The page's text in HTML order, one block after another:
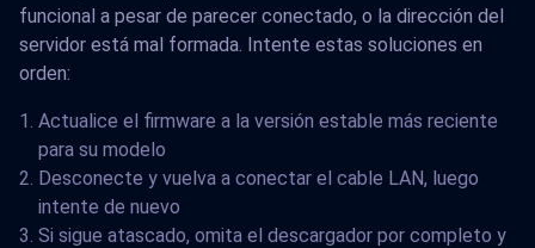
funcional a pesar de parecer conectado, o la dirección del
servidor está mal formada. Intente estas soluciones en
orden:
Actualice el firmware a la versión estable más reciente
para su modelo
Desconecte y vuelva a conectar el cable LAN, luego
intente de nuevo
Si sigue atascado, omita el descargador por completo y